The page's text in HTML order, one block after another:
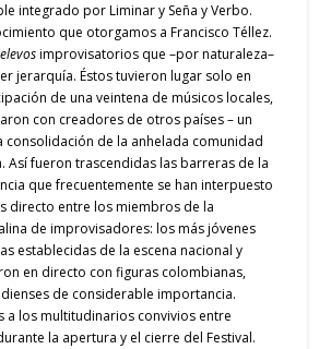
integrado por Liminar y Seña y Verbo.
que otorgamos a Francisco Téllez.
improvisatorios que –por naturaleza–
jerarquía. Éstos tuvieron lugar solo en
de una veintena de músicos locales,
con creadores de otros países – un
consolidación de la anhelada comunidad
Así fueron trascendidas las barreras de la
que frecuentemente se han interpuesto
directo entre los miembros de la
de improvisadores: los más jóvenes
establecidas de la escena nacional y
en directo con figuras colombianas,
de considerable importancia.
a los multitudinarios convivios entre
la apertura y el cierre del Festival.